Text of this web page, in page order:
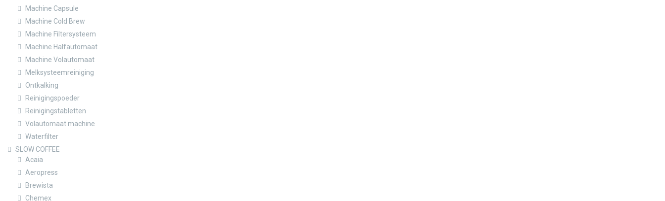
Machine Capsule
Machine Cold Brew
Machine Filtersysteem
Machine Halfautomaat
Machine Volautomaat
Melksysteemreiniging
Ontkalking
Reinigingspoeder
Reinigingstabletten
Volautomaat machine
Waterfilter
SLOW COFFEE
Acaia
Aeropress
Brewista
Chemex